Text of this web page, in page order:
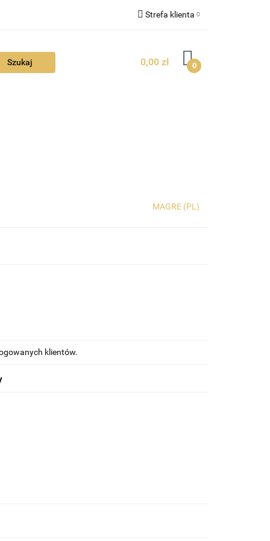
Strefa klienta
Zarejestruj się
0,00 zł 0
MAGRE (PL)
klientów.